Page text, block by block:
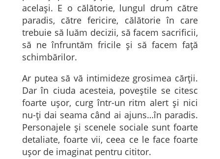
același. E o călătorie, lungul drum către
paradis, către fericire, călătorie în care
trebuie să luăm decizii, să facem sacrificii,
să ne înfruntăm fricile și să facem față
schimbărilor.
Ar putea să vă intimideze grosimea cărții.
Dar în ciuda acesteia, poveștile se citesc
foarte ușor, curg într-un ritm alert și nici
nu-ți dai seama când ai ajuns…în paradis.
Personajele și scenele sociale sunt foarte
detaliate, foarte vii, ceea ce le face foarte
ușor de imaginat pentru cititor.